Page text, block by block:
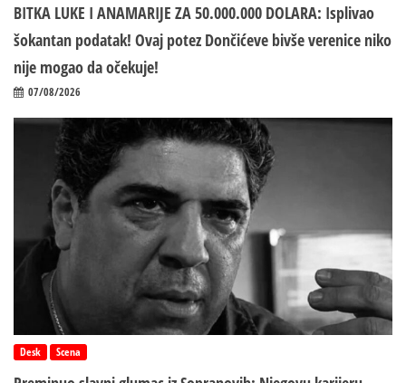
BITKA LUKE I ANAMARIJE ZA 50.000.000 DOLARA: Isplivao
šokantan podatak! Ovaj potez Dončićeve bivše verenice niko
nije mogao da očekuje!
07/08/2026
Desk Scena